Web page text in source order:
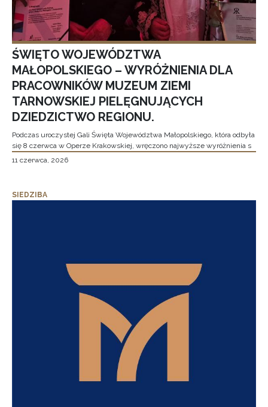
ŚWIĘTO WOJEWÓDZTWA
MAŁOPOLSKIEGO – WYRÓŻNIENIA DLA
PRACOWNIKÓW MUZEUM ZIEMI
TARNOWSKIEJ PIELĘGNUJĄCYCH
DZIEDZICTWO REGIONU.
Podczas uroczystej Gali Święta Województwa Małopolskiego, która odbyła
się 8 czerwca w Operze Krakowskiej, wręczono najwyższe wyróżnienia s
11 czerwca, 2026
SIEDZIBA